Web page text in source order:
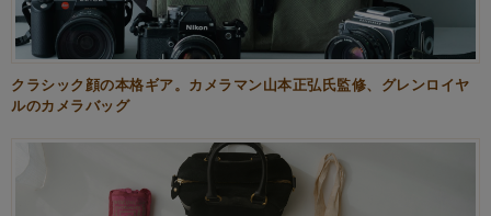
クラシック顔の本格ギア。カメラマン山本正弘氏監修、グレンロイヤ
ルのカメラバッグ